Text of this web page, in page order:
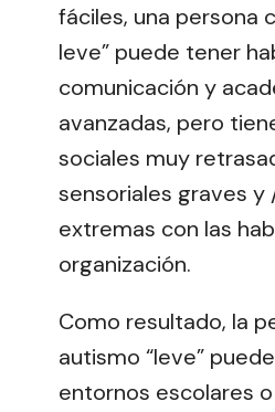
fáciles, una persona
leve” puede tener
comunicación y
avanzadas, pero
sociales muy
sensoriales graves
extremas con las
organización.
Como resultado, la
autismo “leve”
entornos escolares